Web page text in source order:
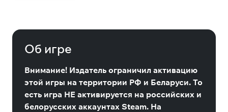
Об игре
Внимание! Издатель ограничил активацию
этой игры на территории РФ и Беларуси. То
есть игра НЕ активируется на российских и
белорусских аккаунтах Steam. На